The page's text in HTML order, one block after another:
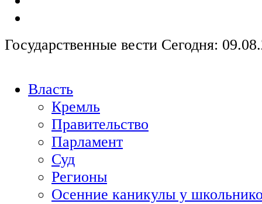
Государственные вести Сегодня:
Власть
Кремль
Правительство
Парламент
Суд
Регионы
Осенние каникулы у